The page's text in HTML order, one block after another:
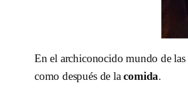
En el archiconocido mundo de las
como después de lacomida.